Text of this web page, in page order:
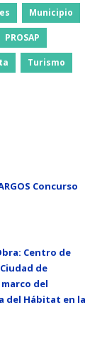
Municipio
PROSAP
Turismo
Concurso
Centro de
de
del
del Hábitat en la